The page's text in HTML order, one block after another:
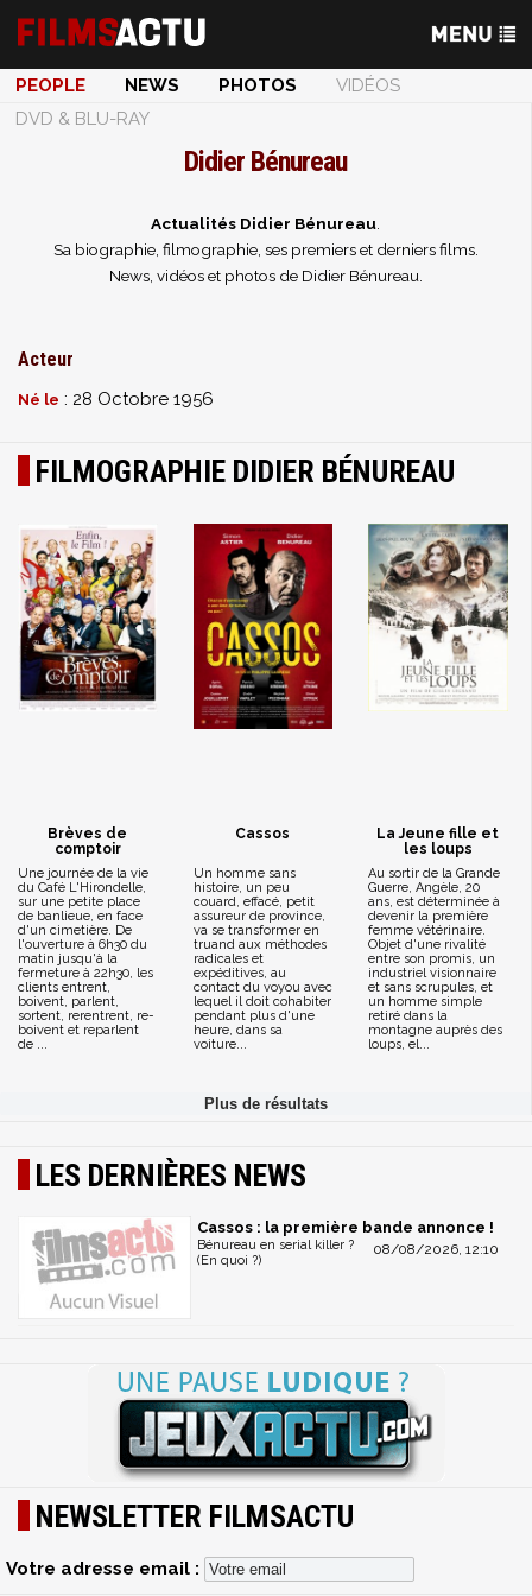
PEOPLE NEWS PHOTOS
VIDÉOS
DVD & BLU-RAY
Didier Bénureau
Actualités Didier Bénureau
Sa biographie, filmographie, ses premiers et derniers films.
News, vidéos et photos de Didier Bénureau.
Acteur
Né le : 28 Octobre 1956
FILMOGRAPHIE DIDIER BÉNUREAU
Brèves de
comptoir
Une journée de la vie
du Café L'Hirondelle,
sur une petite place
de banlieue, en face
d'un cimetière. De
l'ouverture à 6h30 du
matin jusqu'à la
fermeture à 22h30, les
clients entrent,
boivent, parlent,
sortent, rerentrent, re-
boivent et reparlent
de ...
Cassos
Un homme sans
histoire, un peu
couard, effacé, petit
assureur de province,
va se transformer en
truand aux méthodes
radicales et
expéditives, au
contact du voyou avec
lequel il doit cohabiter
pendant plus d'une
heure, dans sa
voiture...
La Jeune fille et
les loups
Au sortir de la Grande
Guerre, Angèle, 20
ans, est déterminée à
devenir la première
femme vétérinaire.
Objet d'une rivalité
entre son promis, un
industriel visionnaire
et sans scrupules, et
un homme simple
retiré dans la
montagne auprès des
loups, el...
LES DERNIÈRES NEWS
Cassos : la première bande annonce !
08/08/2026, 12:10
Bénureau en serial killer ?
(En quoi ?)
NEWSLETTER FILMSACTU
Votre adresse email :